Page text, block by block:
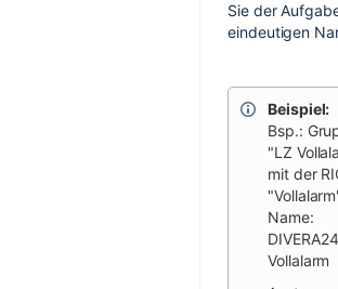
Sie der
eindeutigen
Beispiel:
Bsp.:
"LZ
mit der
Name:
Vollalarm